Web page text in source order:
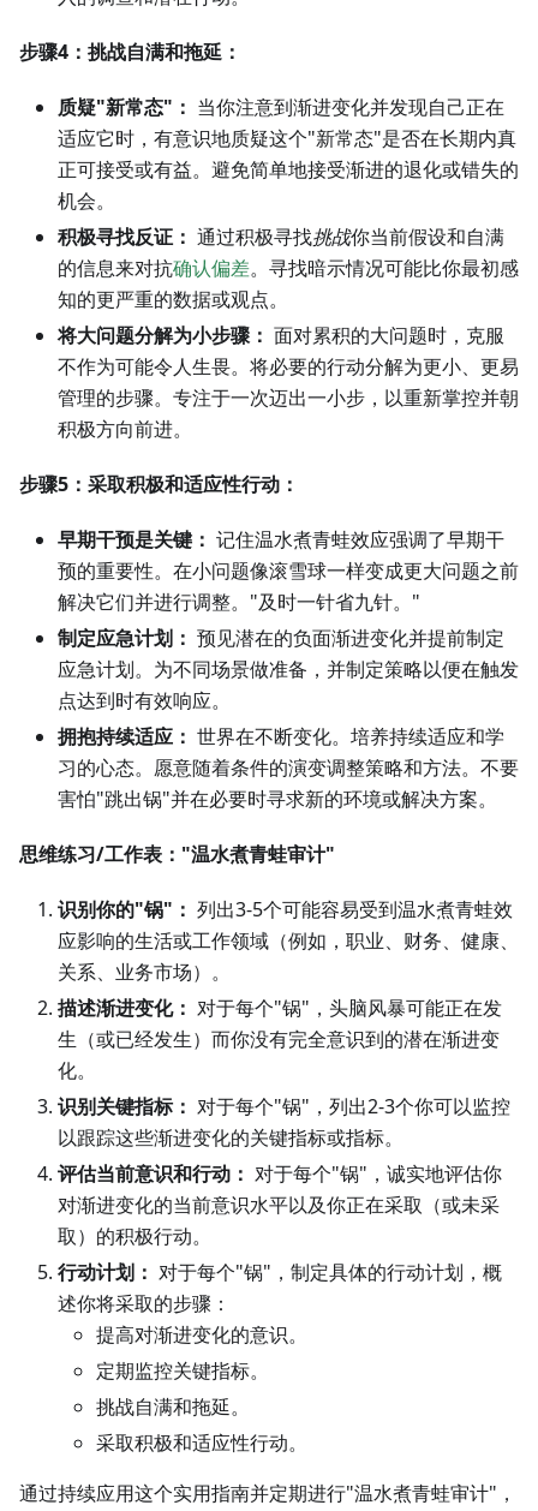
步骤4：挑战自满和拖延：
质疑"新常态"： 当你注意到渐进变化并发现自己正在
适应它时，有意识地质疑这个"新常态"是否在长期内真
正可接受或有益。避免简单地接受渐进的退化或错失的
机会。
积极寻找反证： 通过积极寻找挑战你当前假设和自满
的信息来对抗确认偏差。寻找暗示情况可能比你最初感
知的更严重的数据或观点。
将大问题分解为小步骤： 面对累积的大问题时，克服
不作为可能令人生畏。将必要的行动分解为更小、更易
管理的步骤。专注于一次迈出一小步，以重新掌控并朝
积极方向前进。
步骤5：采取积极和适应性行动：
早期干预是关键： 记住温水煮青蛙效应强调了早期干
预的重要性。在小问题像滚雪球一样变成更大问题之前
解决它们并进行调整。"及时一针省九针。"
制定应急计划： 预见潜在的负面渐进变化并提前制定
应急计划。为不同场景做准备，并制定策略以便在触发
点达到时有效响应。
拥抱持续适应： 世界在不断变化。培养持续适应和学
习的心态。愿意随着条件的演变调整策略和方法。不要
害怕"跳出锅"并在必要时寻求新的环境或解决方案。
思维练习/工作表："温水煮青蛙审计"
识别你的"锅"： 列出3-5个可能容易受到温水煮青蛙效
应影响的生活或工作领域（例如，职业、财务、健康、
关系、业务市场）。
描述渐进变化： 对于每个"锅"，头脑风暴可能正在发
生（或已经发生）而你没有完全意识到的潜在渐进变
化。
识别关键指标： 对于每个"锅"，列出2-3个你可以监控
以跟踪这些渐进变化的关键指标或指标。
评估当前意识和行动： 对于每个"锅"，诚实地评估你
对渐进变化的当前意识水平以及你正在采取（或未采
取）的积极行动。
行动计划： 对于每个"锅"，制定具体的行动计划，概
述你将采取的步骤：
提高对渐进变化的意识。
定期监控关键指标。
挑战自满和拖延。
采取积极和适应性行动。
通过持续应用这个实用指南并定期进行"温水煮青蛙审计"，